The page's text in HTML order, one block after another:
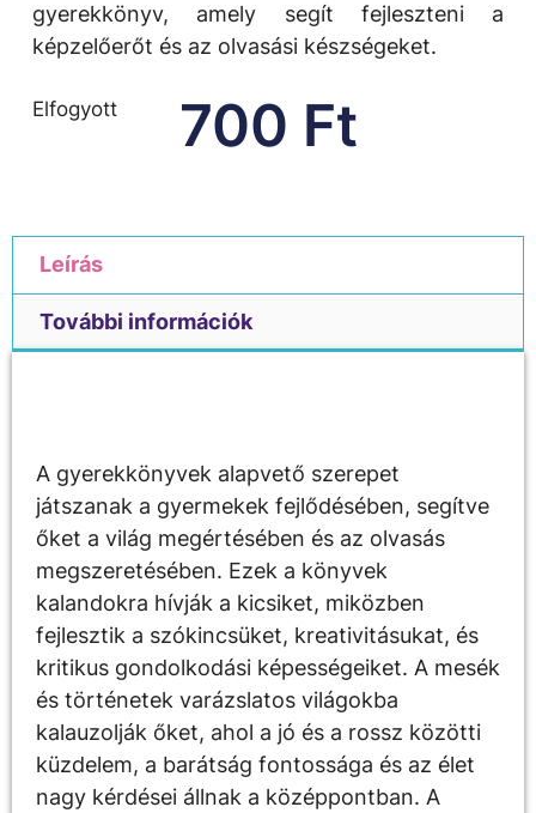
gyerekkönyv, amely segít fejleszteni a
képzelőerőt és az olvasási készségeket.
700 Ft
Elfogyott
Leírás
További információk
A gyerekkönyvek alapvető szerepet
játszanak a gyermekek fejlődésében, segítve
őket a világ megértésében és az olvasás
megszeretésében. Ezek a könyvek
kalandokra hívják a kicsiket, miközben
fejlesztik a szókincsüket, kreativitásukat, és
kritikus gondolkodási képességeiket. A mesék
és történetek varázslatos világokba
kalauzolják őket, ahol a jó és a rossz közötti
küzdelem, a barátság fontossága és az élet
nagy kérdései állnak a középpontban. A